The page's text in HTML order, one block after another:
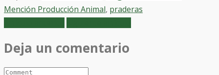
Mención Producción Animal, praderas
Deja un comentario